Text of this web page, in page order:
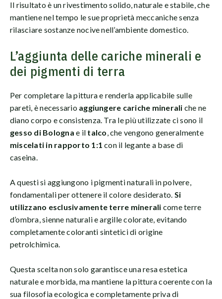
Il risultato è un rivestimento solido, naturale e stabile, che
mantiene nel tempo le sue proprietà meccaniche senza
rilasciare sostanze nocive nell’ambiente domestico.
L’aggiunta delle cariche minerali e
dei pigmenti di terra
Per completare la pittura e renderla applicabile sulle
pareti, è necessario aggiungere cariche minerali che ne
diano corpo e consistenza. Tra le più utilizzate ci sono il
gesso di Bologna e il talco, che vengono generalmente
miscelati in rapporto 1:1 con il legante a base di
caseina.
A questi si aggiungono i pigmenti naturali in polvere,
fondamentali per ottenere il colore desiderato. Si
utilizzano esclusivamente terre minerali come terre
d’ombra, sienne naturali e argille colorate, evitando
completamente coloranti sintetici di origine
petrolchimica.
Questa scelta non solo garantisce una resa estetica
naturale e morbida, ma mantiene la pittura coerente con la
sua filosofia ecologica e completamente priva di